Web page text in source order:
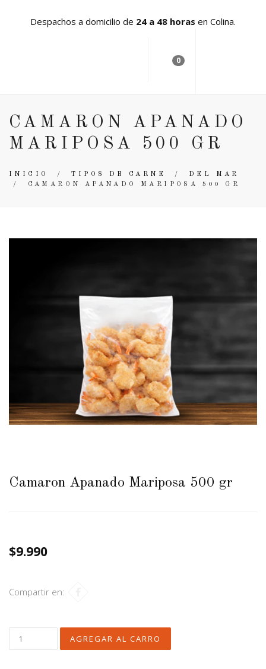
Despachos a domicilio de 24 a 48 horas en Colina.
0
CAMARON APANADO
MARIPOSA 500 GR
INICIO /TIPOS DE CARNE / DEL MAR
/
CAMARON APANADO MARIPOSA 500 GR
Camaron Apanado Mariposa 500 gr
$9.990
Compartir en: